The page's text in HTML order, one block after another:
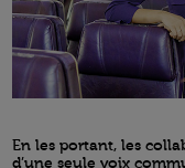
En les portant, les
d’une seule voix